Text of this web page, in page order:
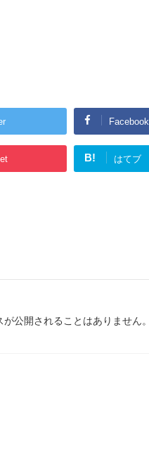
Facebook
B! はてブ
が公開されることはありません。